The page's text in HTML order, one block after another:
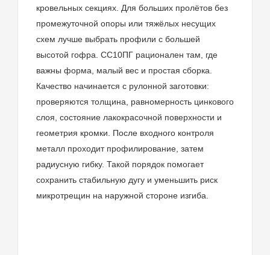
кровельных секциях. Для больших пролётов без
промежуточной опоры или тяжёлых несущих
схем лучше выбрать профили с большей
высотой гофра. СС10ПГ рационален там, где
важны форма, малый вес и простая сборка.
Качество начинается с рулонной заготовки:
проверяются толщина, равномерность цинкового
слоя, состояние лакокрасочной поверхности и
геометрия кромки. После входного контроля
металл проходит профилирование, затем
радиусную гибку. Такой порядок помогает
сохранить стабильную дугу и уменьшить риск
микротрещин на наружной стороне изгиба.